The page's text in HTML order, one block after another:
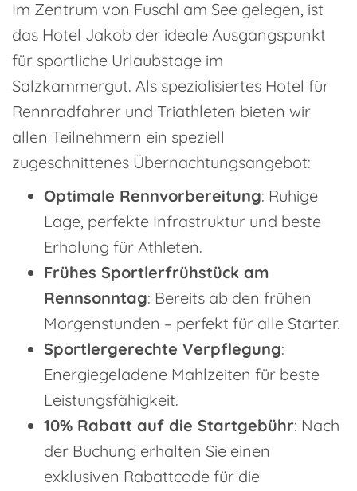
Im Zentrum von Fuschl am See gelegen, ist
das Hotel Jakob der ideale Ausgangspunkt
für sportliche Urlaubstage im
Salzkammergut. Als spezialisiertes Hotel für
Rennradfahrer und Triathleten bieten wir
allen Teilnehmern ein speziell
zugeschnittenes Übernachtungsangebot:
Optimale Rennvorbereitung: Ruhige
Lage, perfekte Infrastruktur und beste
Erholung für Athleten.
Frühes Sportlerfrühstück am
Rennsonntag: Bereits ab den frühen
Morgenstunden – perfekt für alle Starter.
Sportlergerechte Verpflegung:
Energiegeladene Mahlzeiten für beste
Leistungsfähigkeit.
10% Rabatt auf die Startgebühr: Nach
der Buchung erhalten Sie einen
exklusiven Rabattcode für die